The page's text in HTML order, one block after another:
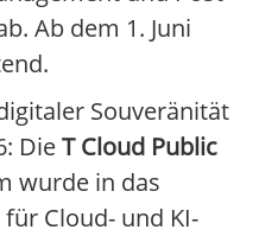
Ab dem 1. Juni
Souveränität
DieT Cloud Public
wurde in das
Cloud- und KI-